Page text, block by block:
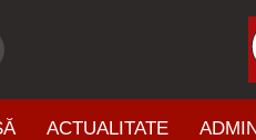
ACTUALITATE